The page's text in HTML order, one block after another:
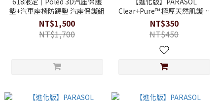
墊+汽車座椅防踢墊 汽座保護組
NT$1,500
NT$1,700
Clear+Pure™ 極厚天然肌護嬰
幼兒濕紙巾 60抽 (3入/袋)
NT$350
NT$450